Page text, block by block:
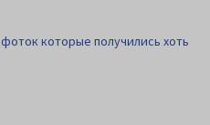
которые получились хоть